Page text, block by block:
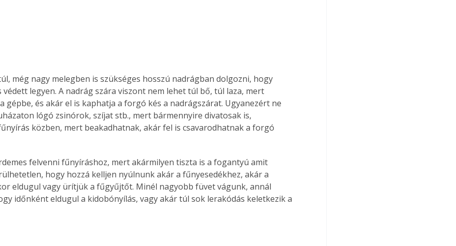
még nagy melegben is szükséges hosszú nadrágban dolgozni, hogy
védett legyen. A nadrág szára viszont nem lehet túl bő, túl laza, mert
gépbe, és akár el is kaphatja a forgó kés a nadrágszárat. Ugyanezért ne
lógó zsinórok, szíjat stb., mert bármennyire divatosak is,
közben, mert beakadhatnak, akár fel is csavarodhatnak a forgó
felvenni fűnyíráshoz, mert akármilyen tiszta is a fogantyú amit
hogy hozzá kelljen nyúlnunk akár a fűnyesedékhez, akár a
eldugul vagy ürítjük a fűgyűjtőt. Minél nagyobb füvet vágunk, annál
időnként eldugul a kidobónyílás, vagy akár túl sok lerakódás keletkezik a